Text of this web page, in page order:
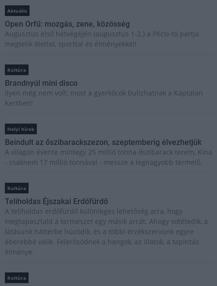
Aktuális
Open Orfű: mozgás, zene, közösség
Augusztus első hétvégéjén (augusztus 1-2.) a Pécsi-tó partja
megtelik élettel, sporttal és élményekkel!
Kultúra
Brandnyúl mini disco
Ilyen még nem volt: most a gyerkőcök bulizhatnak a Káptalan
Kertben!
Helyi hírek
Beindult az őszibarackszezon, szeptemberig élvezhetjük
A világon évente mintegy 25 millió tonna őszibarack terem, Kína
- csaknem 17 millió tonnával - messze a legnagyobb termelő.
Kultúra
Teliholdas Éjszakai Erdőfürdő
A teliholdas erdőfürdő különleges lehetőség arra, hogy
megtapasztald a természet egy másik arcát. Ahogy sötétedik, a
látásunk háttérbe húzódik, és a többi érzékszervünk egyre
éberebbé válik. Felerősödnek a hangok, az illatok, a tapintás
élménye.
Kultúra